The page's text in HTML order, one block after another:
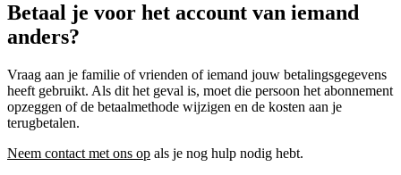
Betaal je voor het account van iemand
anders?
Vraag aan je familie of vrienden of iemand jouw betalingsgegevens
heeft gebruikt. Als dit het geval is, moet die persoon het abonnement
opzeggen of de betaalmethode wijzigen en de kosten aan je
terugbetalen.
Neem contact met ons op als je nog hulp nodig hebt.